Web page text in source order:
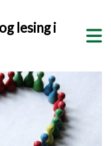
lesing i